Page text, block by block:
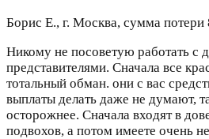
Борис Е., г. Москва, сумма потери
Никому не посоветую работать с
представителями. Сначала все
тотальный обман. они с вас
выплаты делать даже не думают,
осторожнее. Сначала входят в
подвохов, а потом имеете очень